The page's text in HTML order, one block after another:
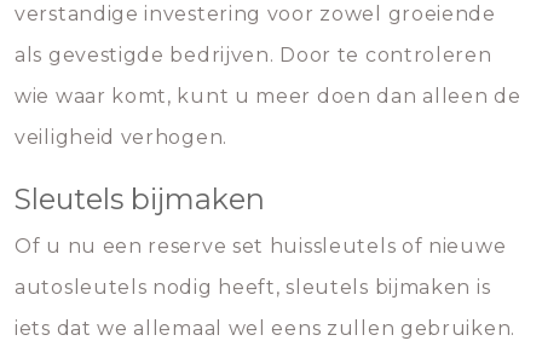
verstandige investering voor zowel groeiende
als gevestigde bedrijven. Door te controleren
wie waar komt, kunt u meer doen dan alleen de
veiligheid verhogen.
Sleutels bijmaken
Of u nu een reserve set huissleutels of nieuwe
autosleutels nodig heeft, sleutels bijmaken is
iets dat we allemaal wel eens zullen gebruiken.